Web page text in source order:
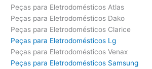
Peças para Eletrodomésticos Atlas
Peças para Eletrodomésticos Dako
Peças para Eletrodomésticos Clarice
Peças para Eletrodomésticos Lg
Peças para Eletrodomésticos Venax
Peças para Eletrodomésticos Samsung